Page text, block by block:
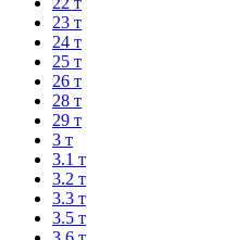
23 т
24 т
25 т
26 т
28 т
29 т
3 т
3.1 т
3.2 т
3.3 т
3.5 т